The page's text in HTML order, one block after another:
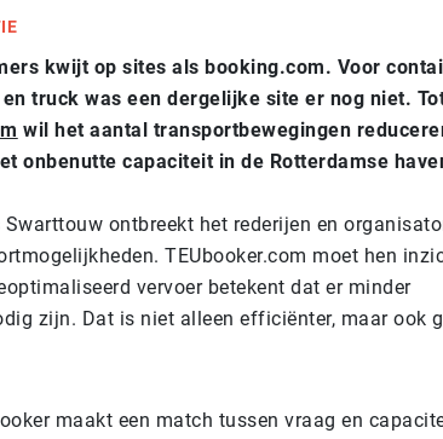
kwijt op sites als booking.com. Voor
truck was een dergelijke site er nog niet.
wil het aantal transportbewegingen
onbenutte capaciteit in de Rotterdamse
ontbreekt het rederijen en
TEUbooker.com moet hen
vervoer betekent dat er minder
zijn. Dat is niet alleen efficiënter, maar ook
maakt een match tussen vraag en